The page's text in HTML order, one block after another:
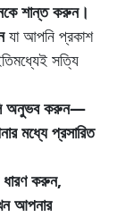
শান্ত করুন।
যা আপনি প্রকাশ
সত্যি
অনুভব করুন—
মধ্যে প্রসারিত
করুন,
আপনার